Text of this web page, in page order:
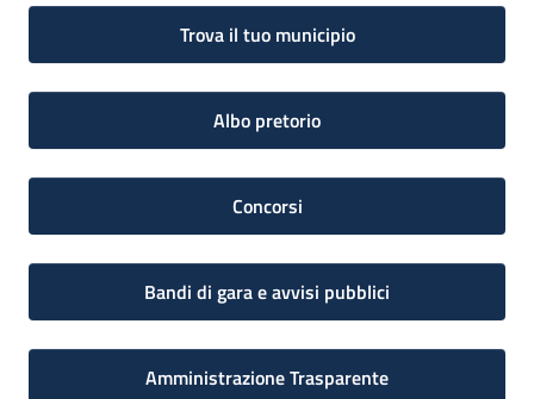
Trova il tuo municipio
Albo pretorio
Concorsi
Bandi di gara e avvisi pubblici
Amministrazione Trasparente